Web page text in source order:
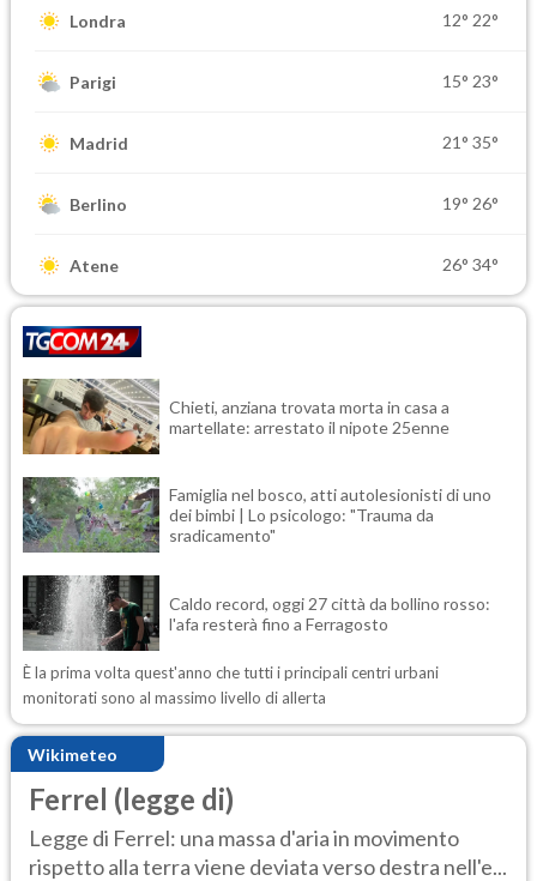
Londra 12° 22°
Parigi 15° 23°
Madrid 21° 35°
Berlino 19° 26°
Atene 26° 34°
Chieti, anziana trovata morta in casa a
martellate: arrestato il nipote 25enne
Famiglia nel bosco, atti autolesionisti di uno
dei bimbi | Lo psicologo: "Trauma da
sradicamento"
Caldo record, oggi 27 città da bollino rosso:
l'afa resterà fino a Ferragosto
È la prima volta quest'anno che tutti i principali centri urbani
monitorati sono al massimo livello di allerta
Wikimeteo
Ferrel (legge di)
Legge di Ferrel: una massa d'aria in movimento
rispetto alla terra viene deviata verso destra nell'e...